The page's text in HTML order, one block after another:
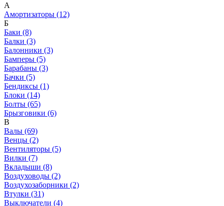
А
Амортизаторы (12)
Б
Баки (8)
Балки (3)
Балонники (3)
Бамперы (5)
Барабаны (3)
Бачки (5)
Бендиксы (1)
Блоки (14)
Болты (65)
Брызговики (6)
В
Валы (69)
Венцы (2)
Вентиляторы (5)
Вилки (7)
Вкладыши (8)
Воздуховоды (2)
Воздухозаборники (2)
Втулки (31)
Выключатели (4)